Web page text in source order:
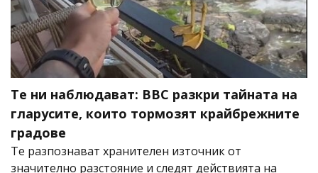
Те ни наблюдават: BBC разкри тайната на
гларусите, които тормозят крайбрежните
градове
Те разпознават хранителен източник от
значително разстояние и следят действията на